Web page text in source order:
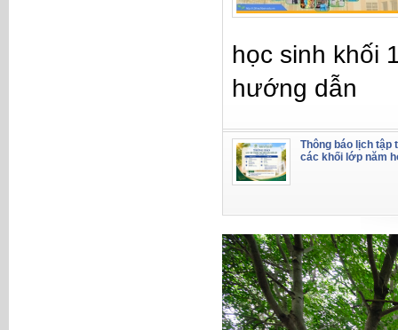
học sinh khối
hướng dẫn
Thông báo lịch tập
các khối lớp năm